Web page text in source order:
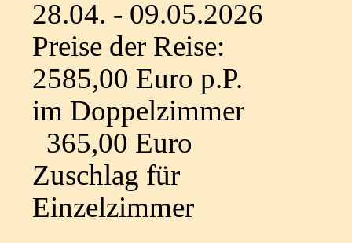
28.04. - 09.05.2026
Preise der Reise:
2585,00 Euro p.P.
im Doppelzimmer
365,00 Euro
Zuschlag für
Einzelzimmer